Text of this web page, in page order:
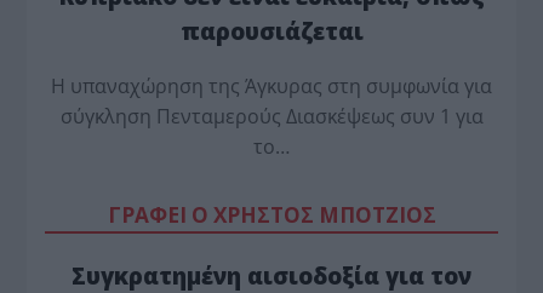
παρουσιάζεται
Η υπαναχώρηση της Άγκυρας στη συμφωνία για
σύγκληση Πενταμερούς Διασκέψεως συν 1 για
το…
ΓΡΑΦΕΙ Ο ΧΡΗΣΤΟΣ ΜΠΟΤΖΙΟΣ
Συγκρατημένη αισιοδοξία για τον